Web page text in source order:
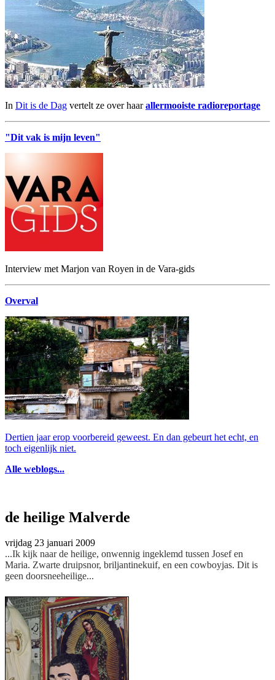
In Dit is de Dag vertelt ze over haarallermooiste radioreportage
"Dit vak is mijn leven"
Interview met Marjon van Royen in de Vara-gids
Overval
Dertien jaar erop voorbereid geweest. En dan gebeurt het echt, en
toch eigenlijk niet.
Alle weblogs...
de heilige Malverde
vrijdag 23 januari 2009
...Ik kijk naar de heilige, onwennig ingeklemd tussen Josef en
Maria. Zwarte druipsnor, briljantinekuif, en een cowboyjas. Dit is
geen doorsneeheilige...